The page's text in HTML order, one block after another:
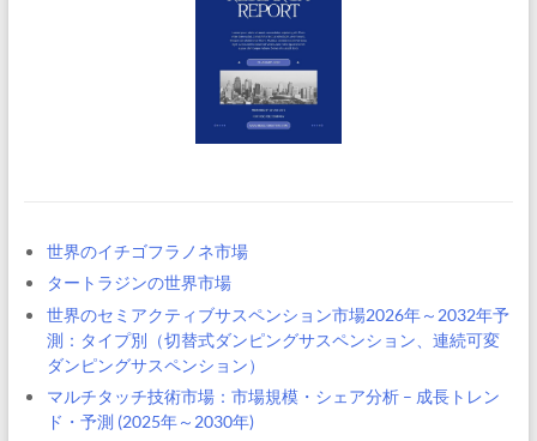
世界のイチゴフラノネ市場
タートラジンの世界市場
世界のセミアクティブサスペンション市場2026年～2032年予
測：タイプ別（切替式ダンピングサスペンション、連続可変
ダンピングサスペンション）
マルチタッチ技術市場：市場規模・シェア分析 – 成長トレン
ド・予測 (2025年～2030年)